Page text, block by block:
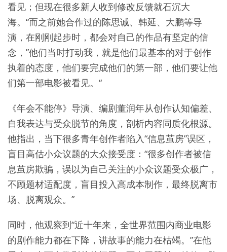
看见；但现在很多新人收到修改反馈就石沉大
海。“而之前她合作过的陈思诚、韩延、大鹏等导
演，在刚刚起步时，都会对自己的作品有坚定的信
念，”他们当时打动我，就是他们最基本的对于创作
执着的态度，他们要完成他们的第一部，他们要让他
们第一部电影被看见。“
《年会不能停》导演、编剧董润年从创作认知偏差、
自我表达与受众脱节的角度，剖析内容同质化根源。
他指出，当下很多青年创作者陷入“信息茧房”误区，
盲目高估小众议题的大众接受度：“很多创作者被信
息茧房欺骗，误以为自己关注的小众议题受众极广，
不顾题材适配度，盲目投入高成本制作，最终脱离市
场、脱离观众。”
同时，他观察到“近十年来，全世界范围内商业电影
的剧作能力都在下降，讲故事的能力在枯竭。”在他